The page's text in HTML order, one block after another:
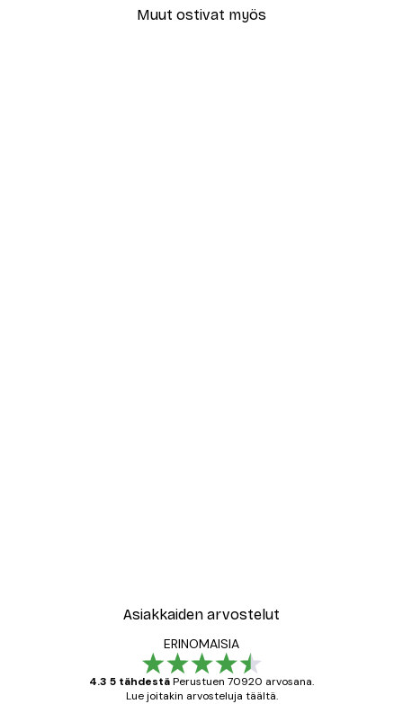
Muut ostivat myös
Asiakkaiden arvostelut
ERINOMAISIA
4.3 5 tähdestäPerustuen 70920 arvosana.
Lue joitakin arvosteluja täältä.